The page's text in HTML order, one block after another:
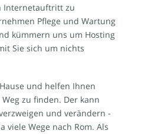
Internetauftritt zu
Pflege und Wartung
kümmern uns um Hosting
Sie sich um nichts
und helfen Ihnen
zu finden. Der kann
und verändern -
viele Wege nach Rom. Als